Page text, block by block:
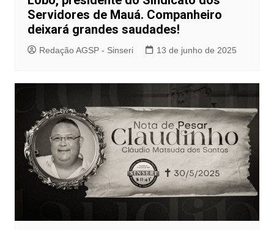
Servidores de Mauá. Companheiro
deixará grandes saudades!
Redação AGSP - Sinseri 13 de junho de 2025